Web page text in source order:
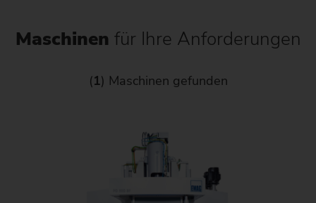
Maschinen für Ihre Anforderungen
(1) Maschinen gefunden